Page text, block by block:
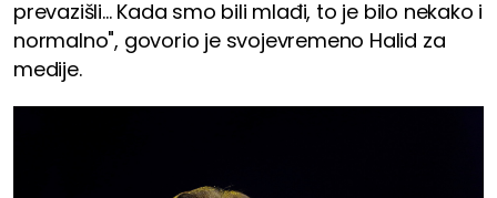
prevazišli... Kada smo bili mlađi, to je bilo nekako i
normalno", govorio je svojevremeno Halid za
medije.